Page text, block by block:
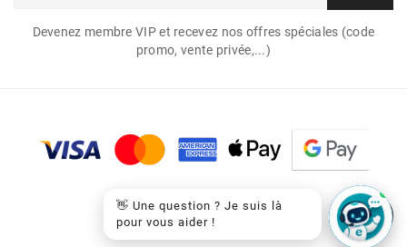
Devenez membre VIP et recevez nos offres spéciales (code
promo, vente privée,...)
👋 Une question ? Je suis là
pour vous aider !
© 2026 - EasyCartouche™